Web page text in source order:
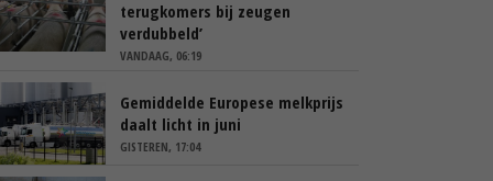
terugkomers bij zeugen
verdubbeld’
VANDAAG, 06:19
Gemiddelde Europese melkprijs
daalt licht in juni
GISTEREN, 17:04